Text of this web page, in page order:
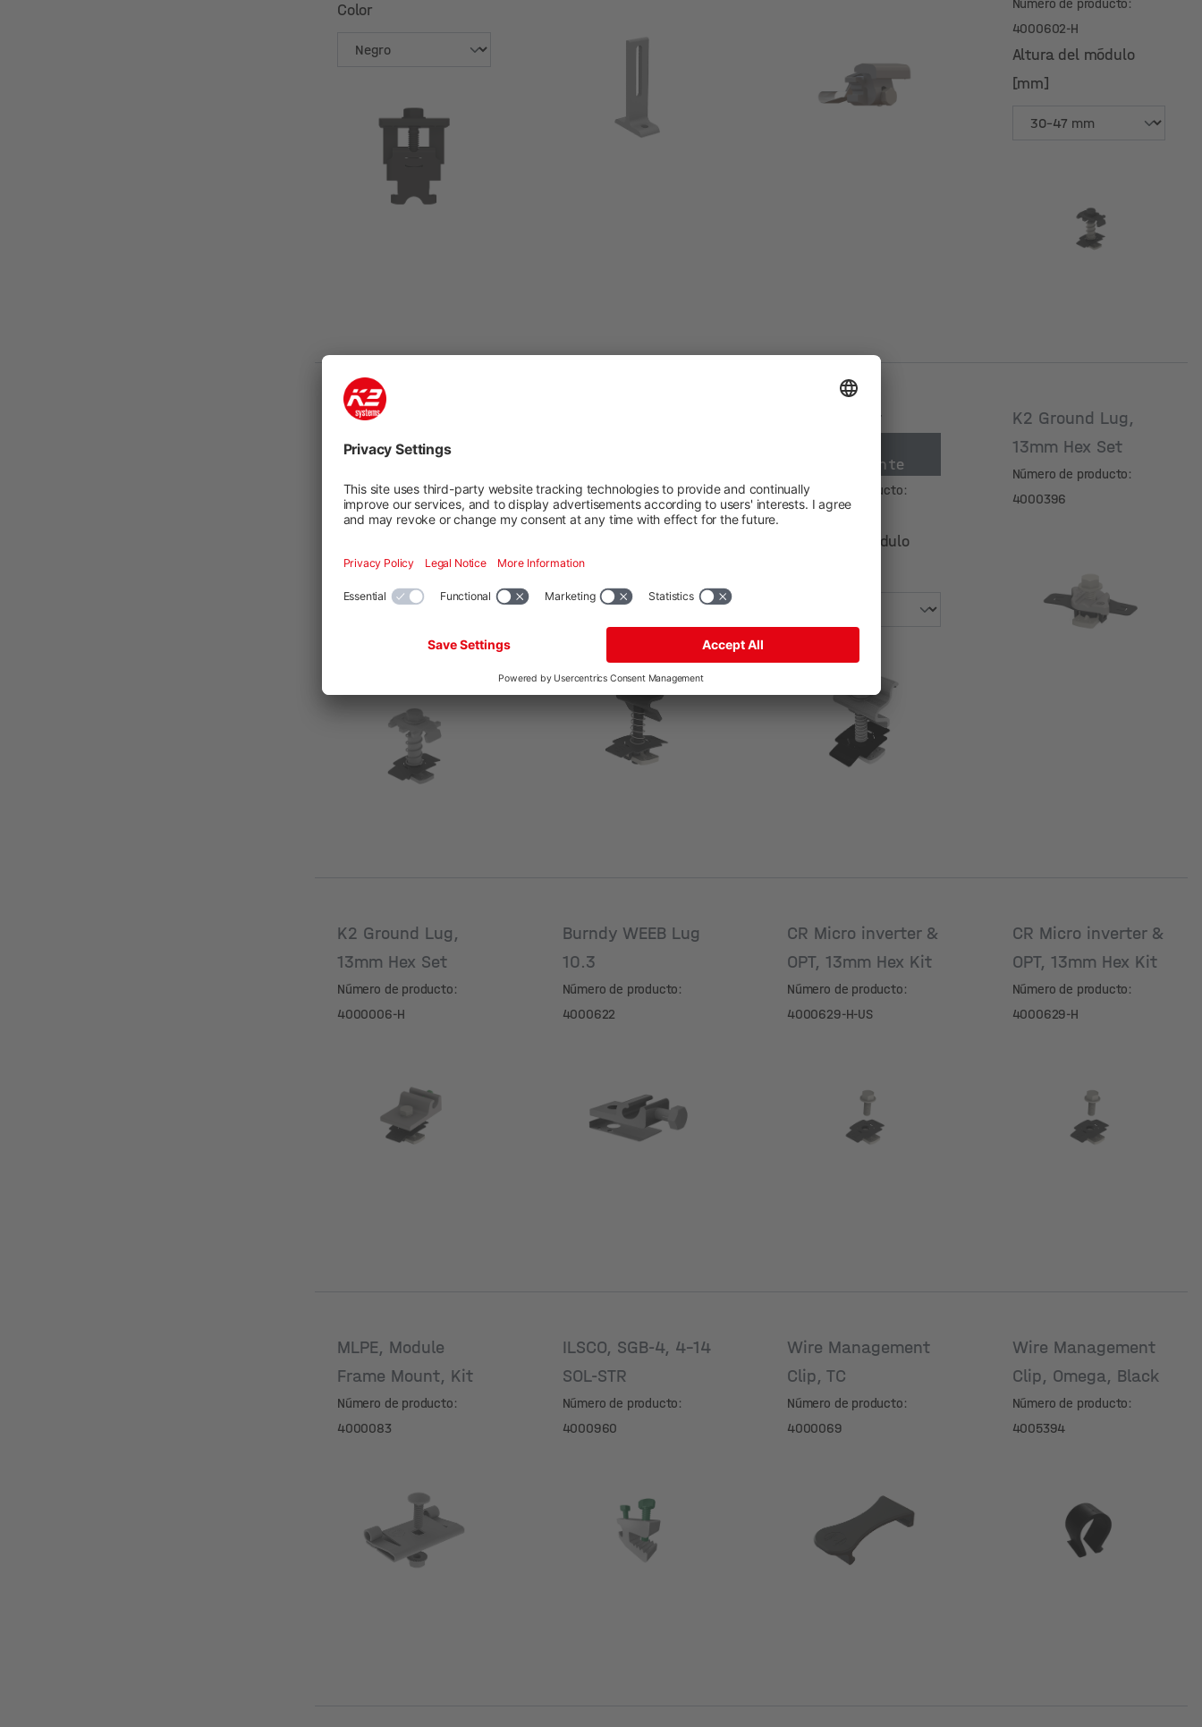
Color
Número de producto:
4000602-H
Altura del módulo
[mm]
Altura del módulo
CR MC Silver,
13mm Hex
gradualmente
Número de producto:
Altura del módulo
[mm]
Altura del módulo
Número de producto:
4000093
[mm]
[mm]
CR EC Silver
gradualmente
Número de producto:
4000092
Altura del módulo
K2 Ground Lug,
13mm Hex Set
Número de producto:
4000396
K2 Ground Lug,
13mm Hex Set
Número de producto:
4000006-H
Burndy WEEB Lug
10.3
Número de producto:
4000622
CR Micro inverter &
OPT, 13mm Hex Kit
Número de producto:
4000629-H-US
CR Micro inverter &
OPT, 13mm Hex Kit
Número de producto:
4000629-H
MLPE, Module
Frame Mount, Kit
Número de producto:
4000083
ILSCO, SGB-4, 4-14
SOL-STR
Número de producto:
4000960
Wire Management
Clip, TC
Número de producto:
4000069
Wire Management
Clip, Omega, Black
Número de producto:
4005394